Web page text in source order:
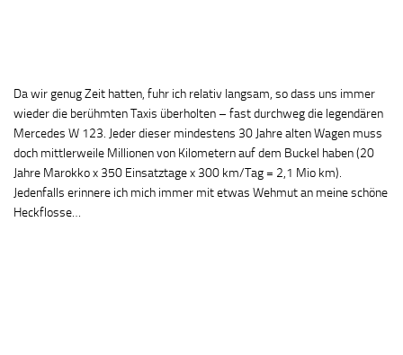
Da wir genug Zeit hatten, fuhr ich relativ langsam, so dass uns immer
wieder die berühmten Taxis überholten – fast durchweg die legendären
Mercedes W 123. Jeder dieser mindestens 30 Jahre alten Wagen muss
doch mittlerweile Millionen von Kilometern auf dem Buckel haben (20
Jahre Marokko x 350 Einsatztage x 300 km/Tag = 2,1 Mio km).
Jedenfalls erinnere ich mich immer mit etwas Wehmut an meine schöne
Heckflosse…